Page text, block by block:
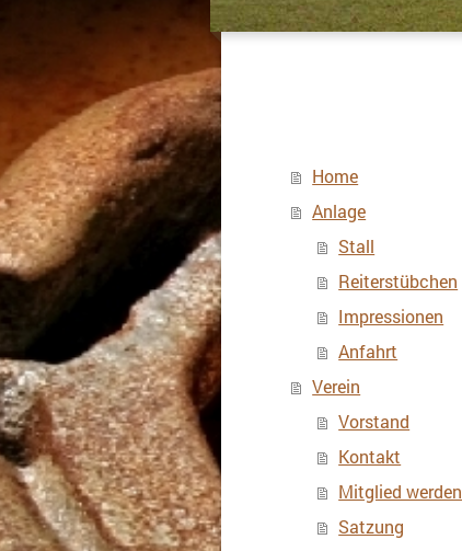
Home
Anlage
Stall
Reiterstübchen
Impressionen
Anfahrt
Verein
Vorstand
Kontakt
Mitglied werden
Satzung